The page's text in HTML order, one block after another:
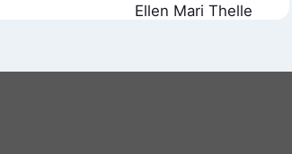
Ellen Mari Thelle